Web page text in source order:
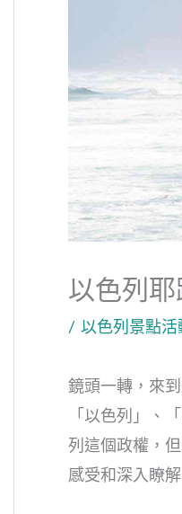
以色列
/ 以色列景點活
鏡頭一轉，來
「以色列」、
列這個政權，
感受和深入瞭